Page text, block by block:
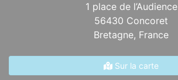
1 place de l’Audience
56430 Concoret
Bretagne, France
Sur la carte